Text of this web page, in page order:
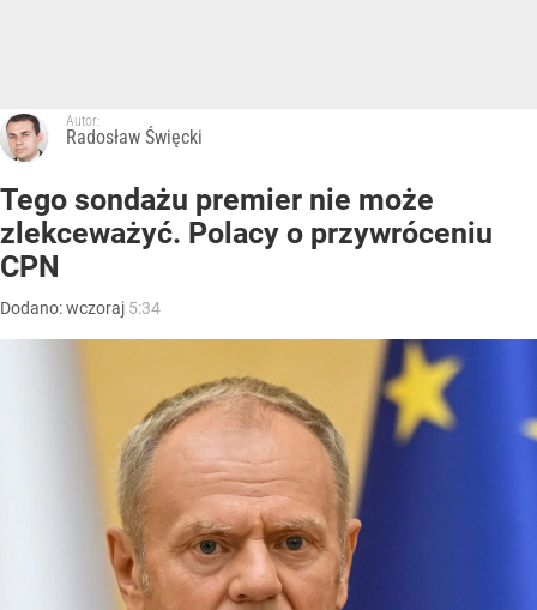
Autor:
Radosław Święcki
Tego sondażu premier nie może
zlekceważyć. Polacy o przywróceniu
CPN
Dodano:wczoraj 5:34